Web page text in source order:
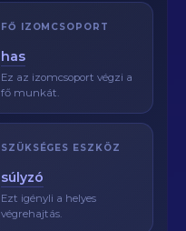
FŐ IZOMCSOPORT
has
Ez az izomcsoport végzi a
fő munkát.
SZÜKSÉGES ESZKÖZ
súlyzó
Ezt igényli a helyes
végrehajtás.